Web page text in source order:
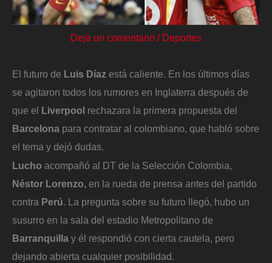
Deja un comentario / Deportes
El futuro de Luis Díaz está caliente. En los últimos días
se agitaron todos los rumores en Inglaterra después de
que el Liverpool rechazara la primera propuesta del
Barcelona para contratar al colombiano, que habló sobre
el tema y dejó dudas.
Lucho acompañó al DT de la Selección Colombia,
Néstor Lorenzo, en la rueda de prensa antes del partido
contra Perú. La pregunta sobre su futuro llegó, hubo un
susurro en la sala del estadio Metropolitano de
Barranquilla y él respondió con cierta cautela, pero
dejando abierta cualquier posibilidad.